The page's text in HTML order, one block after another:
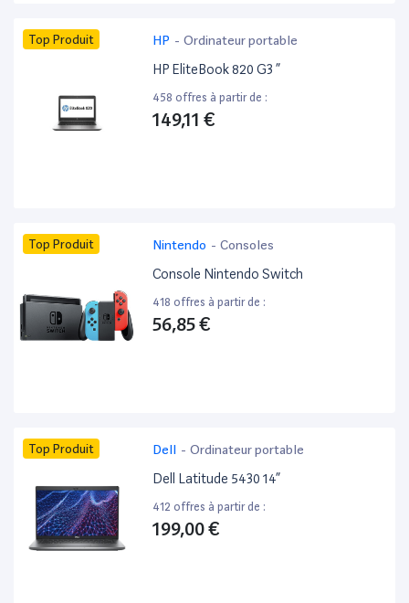
Top Produit HP - Ordinateur portable
HP EliteBook 820 G3 ”
458 offres à partir de :
149,11 €
Top Produit Nintendo - Consoles
Console Nintendo Switch
418 offres à partir de :
56,85 €
Top Produit Dell - Ordinateur portable
Dell Latitude 5430 14”
412 offres à partir de :
199,00 €